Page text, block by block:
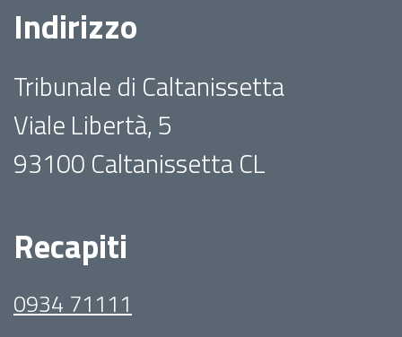
Indirizzo
Tribunale di Caltanissetta
Viale Libertà, 5
93100 Caltanissetta CL
Recapiti
0934 71111